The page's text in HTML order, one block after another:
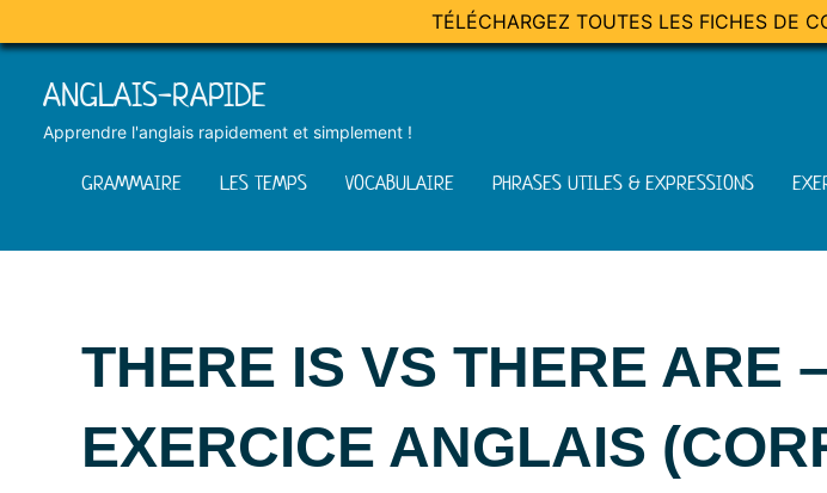
TÉLÉCHARGEZ TOUTES LES FICHES DE
Skip
content
ANGLAIS-RAPIDE
Apprendre l'anglais rapidement et simplement !
GRAMMAIRE LES TEMPS VOCABULAIRE PHRASES UTILES & EXPRESSIONS
THERE IS VS THERE ARE
EXERCICE ANGLAIS